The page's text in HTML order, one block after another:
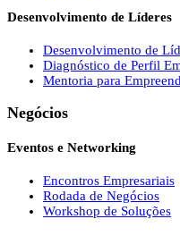
Desenvolvimento de Líderes
Desenvolvimento de
Diagnóstico de Perfil
Mentoria para
Negócios
Eventos e Networking
Encontros Empresariais
Rodada de Negócios
Workshop de Soluções